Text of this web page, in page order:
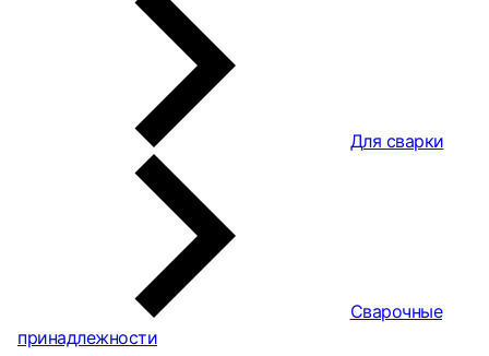
Для сварки
Сварочные
принадлежности